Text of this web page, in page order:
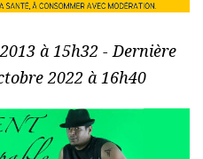
à 15h32 - Dernière
2022 à 16h40